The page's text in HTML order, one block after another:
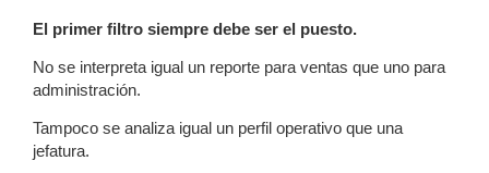
El primer filtro siempre debe ser el puesto.
No se interpreta igual un reporte para ventas que uno para
administración.
Tampoco se analiza igual un perfil operativo que una
jefatura.